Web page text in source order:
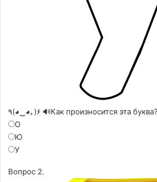
О
Ю
У
Вопрос 2.